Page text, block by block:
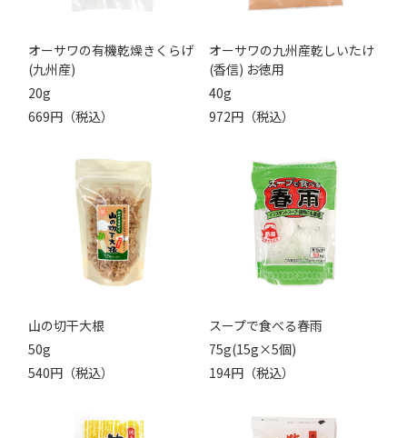
オーサワの有機乾燥きくらげ
(九州産)
20g
669円（税込）
オーサワの九州産乾しいたけ
(香信) お徳用
40g
972円（税込）
山の切干大根
50g
540円（税込）
スープで食べる春雨
75g(15g×5個)
194円（税込）